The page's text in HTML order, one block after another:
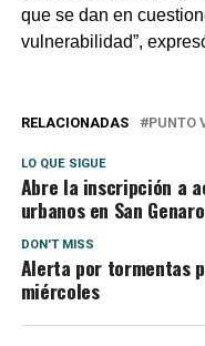
que se dan en
vulnerabilidad”,
RELACIONADAS PUNTO
LO QUE SIGUE
Abre la inscripción a
urbanos en San Genaro
DON'T MISS
Alerta por tormentas
miércoles